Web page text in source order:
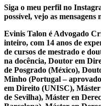
Siga o meu perfil no
possível, vejo as mensagens
Evinis Talon é Advogado
inteiro, com 14 anos de
de cursos de mestrado e
na docência, Doutor em
de Posgrado (México),
Minho (Portugal –
em Direito (UNISC),
de Sevilha), Máster en